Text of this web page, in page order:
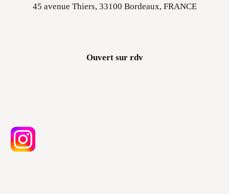
45 avenue Thiers, 33100 Bordeaux, FRANCE
Ouvert sur rdv